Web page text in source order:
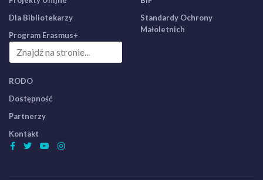
Dla Bibliotekarzy
Program Erasmus+
Standardy Ochrony
Małoletnich
RODO
Dostępność
Partnerzy
Kontakt